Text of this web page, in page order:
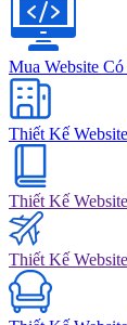
Mua Website Có
Thiết Kế
Thiết Kế
Thiết Kế